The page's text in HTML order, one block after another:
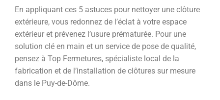
En appliquant ces 5 astuces pour nettoyer une clôture
extérieure, vous redonnez de l’éclat à votre espace
extérieur et prévenez l’usure prématurée. Pour une
solution clé en main et un service de pose de qualité,
pensez à Top Fermetures, spécialiste local de la
fabrication et de l’installation de clôtures sur mesure
dans le Puy-de-Dôme.